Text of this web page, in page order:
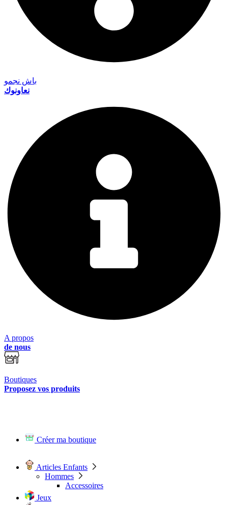
باش نجمو
نعاونوك
A propos
de nous
Boutiques
Proposez vos produits
Créer ma boutique
Articles Enfants
Hommes
Accessoires
Jeux